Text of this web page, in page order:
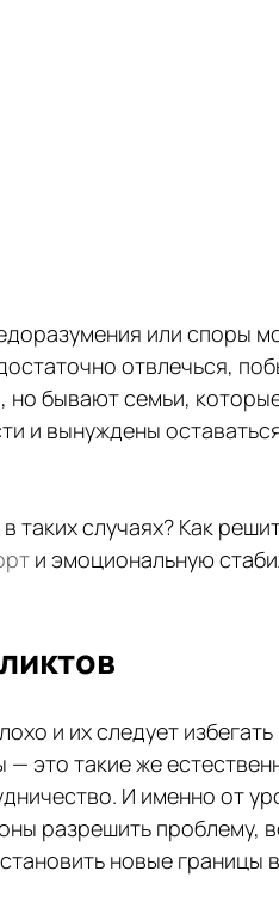
или споры
отвлечься,
но бывают семьи,
и вынуждены
таких случаях? Как
и эмоциональную
и их следует
— это такие же
И именно от
разрешить проблему,
новые границы